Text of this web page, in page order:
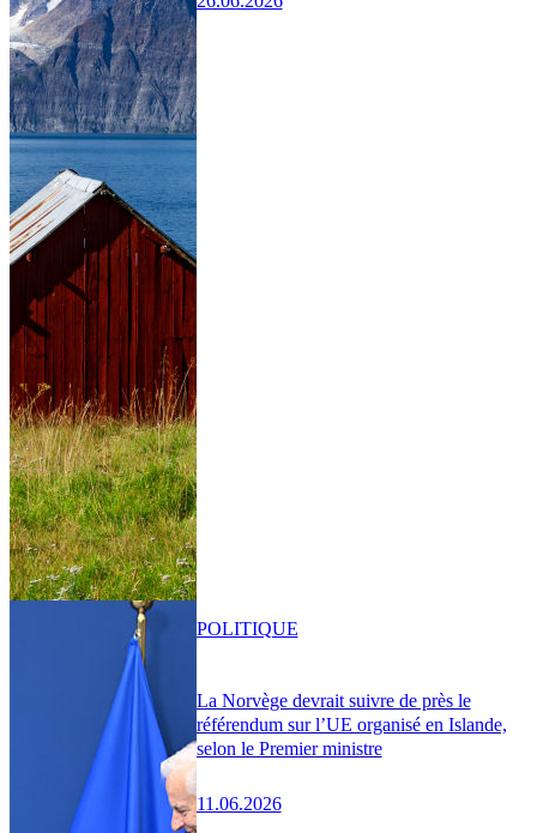
La Norvège devrait suivre de près le
référendum sur l’UE organisé en Islande,
selon le Premier ministre
11.06.2026
POLITIQUE